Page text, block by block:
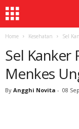
Home Kesehatan Sel
Sel Kanker
Menkes
By Angghi Novita - 08